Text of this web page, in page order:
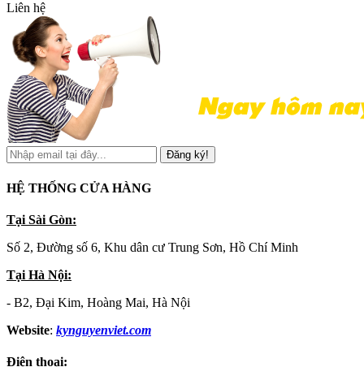
Liên hệ
Đăng ký!
HỆ THỐNG CỬA HÀNG
Tại Sài Gòn:
Số 2, Đường số 6, Khu dân cư Trung Sơn, Hồ Chí Minh
Tại Hà Nội:
- B2, Đại Kim, Hoàng Mai, Hà Nội
Website: kynguyenviet.com
Điện thoại: